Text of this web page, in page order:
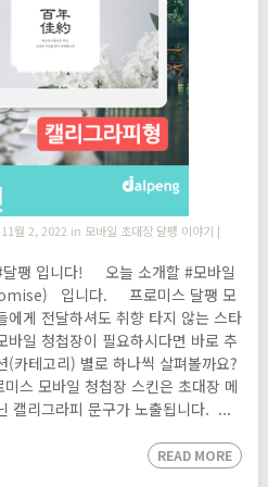
월 2, 2022 in 모바일 초대장 달팽 이야기 |
달팽 입니다! 오늘 소개할 #모바일
입니다. 프로미스 달팽 모
에게 전달하셔도 취향 타지 않는 스타
바일 청첩장이 필요하시다면 바로 추
카테고리) 별로 하나씩 살펴볼까요?
모바일 청첩장 스킨은 초대장 메
캘리그라피 문구가 노출됩니다. ...
READ MORE